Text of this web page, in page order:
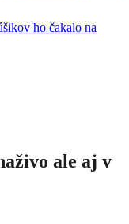
ho čakalo na
ale aj v